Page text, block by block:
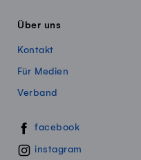
Über uns
Kontakt
Für Medien
Verband
Swissmillk auf Social Media
facebook
instagram